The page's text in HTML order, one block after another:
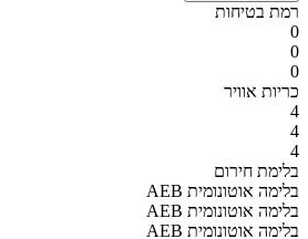
רמת בטיחות
0
0
0
כריות אוויר
4
4
4
בלימת חירום
AEB בלימה אוטונומית
AEB בלימה אוטונומית
AEB בלימה אוטונומית